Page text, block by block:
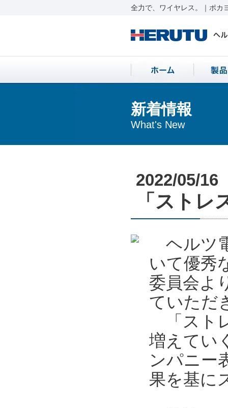
全力で、ワイヤレス。｜ポカ
新着情報
What's New
2022/05/16
「スト
ヘルツ
いて優秀
委員会よ
ていただ
「スト
増えてい
ンパニー
果を基に